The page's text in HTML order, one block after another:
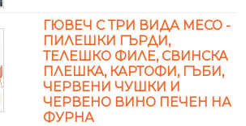
ГЮВЕЧ С ТРИ ВИДА МЕСО -
ПИЛЕШКИ ГЪРДИ,
ТЕЛЕШКО ФИЛЕ, СВИНСКА
ПЛЕШКА, КАРТОФИ, ГЪБИ,
ЧЕРВЕНИ ЧУШКИ И
ЧЕРВЕНО ВИНО ПЕЧЕН НА
ФУРНА